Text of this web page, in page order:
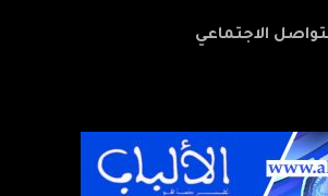
الاجتماعي